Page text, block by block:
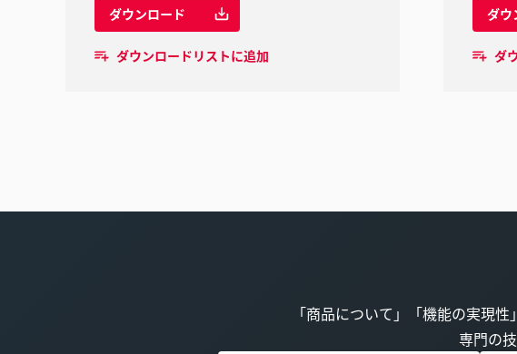
ダウンロード
ダウンロードリストに追加
ダウ
ダ
「商品について」「機能の実現
専門の